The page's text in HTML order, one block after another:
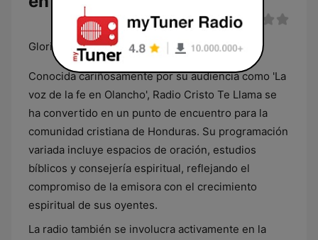
Gloria a Cristo El Fin Viene
Conocida cariñosamente por su audiencia como 'La
voz de la fe en Olancho', Radio Cristo Te Llama se
ha convertido en un punto de encuentro para la
comunidad cristiana de Honduras. Su programación
variada incluye espacios de oración, estudios
bíblicos y consejería espiritual, reflejando el
compromiso de la emisora con el crecimiento
espiritual de sus oyentes.
La radio también se involucra activamente en la